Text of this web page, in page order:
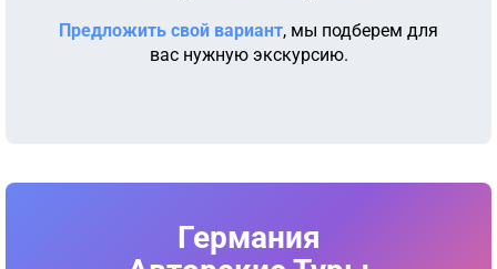
Предложить свой вариант, мы подберем для
вас нужную экскурсию.
Германия